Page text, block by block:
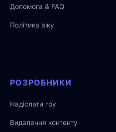
Допомога & FAQ
Політика віку
РОЗРОБНИКИ
Надіслати гру
Видалення контенту